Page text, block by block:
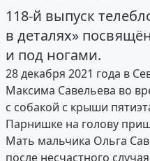
118-й выпуск
в деталях»
и под ногами.
28 декабря 2021 года в
Максима Савельева во
с собакой с крыши
Парнишке на голову
Мать мальчика Ольга
после несчастного